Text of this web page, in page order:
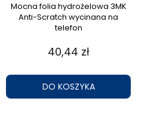
Mocna folia hydrożelowa 3MK
Anti-Scratch wycinana na
telefon
40,44 zł
DO KOSZYKA